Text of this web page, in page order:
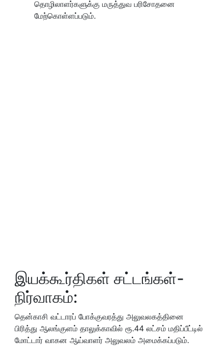
தொழிலாளர்களுக்கு மருத்துவ பரிசோதனை
மேற்கொள்ளப்படும்.
இயக்கூர்திகள் சட்டங்கள்-
நிர்வாகம்:
தென்காசி வட்டாரப் போக்குவரத்து அலுவலகத்தினை
பிரித்து ஆலங்குளம் தாலுக்காவில் ரூ.44 லட்சம் மதிப்பீட்டில்
மோட்டார் வாகன ஆய்வாளர் அலுவலம் அமைக்கப்படும்.